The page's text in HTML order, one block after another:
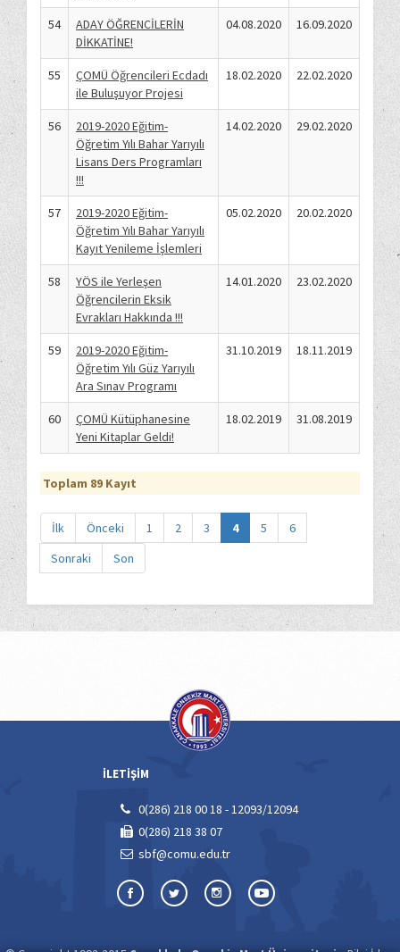
54
ADAY ÖĞRENCİLERİN
DİKKATİNE!
04.08.2020 16.09.2020
55
ÇOMÜ Öğrencileri Ecdadı
ile Buluşuyor Projesi
18.02.2020 22.02.2020
56
2019-2020 Eğitim-
Öğretim Yılı Bahar Yarıyılı
Lisans Ders Programları
!!!
14.02.2020 29.02.2020
57
2019-2020 Eğitim-
Öğretim Yılı Bahar Yarıyılı
Kayıt Yenileme İşlemleri
05.02.2020 20.02.2020
58
YÖS ile Yerleşen
Öğrencilerin Eksik
Evrakları Hakkında !!!
14.01.2020 23.02.2020
59
2019-2020 Eğitim-
Öğretim Yılı Güz Yarıyılı
Ara Sınav Programı
31.10.2019 18.11.2019
60
ÇOMÜ Kütüphanesine
Yeni Kitaplar Geldi!
18.02.2019 31.08.2019
Toplam 89 Kayıt
İlk Önceki 1 2 3 4 5
6
Sonraki
Son
İLETİŞİM
0(286) 218 00 18 - 12093/12094
0(286) 218 38 07
sbf@comu.edu.tr